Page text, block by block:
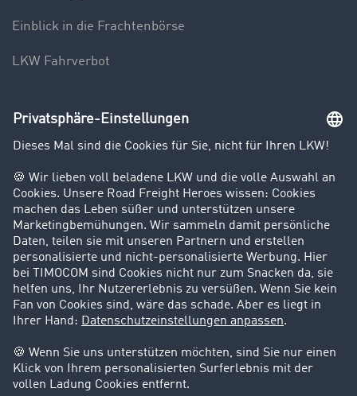
Einblick in die Frachtenbörse
LKW Fahrverbot
Unternehmen
Kunden werben Kunden
Success Stories
Karriere
Support
Kontakt
Rechtliches
Impressum